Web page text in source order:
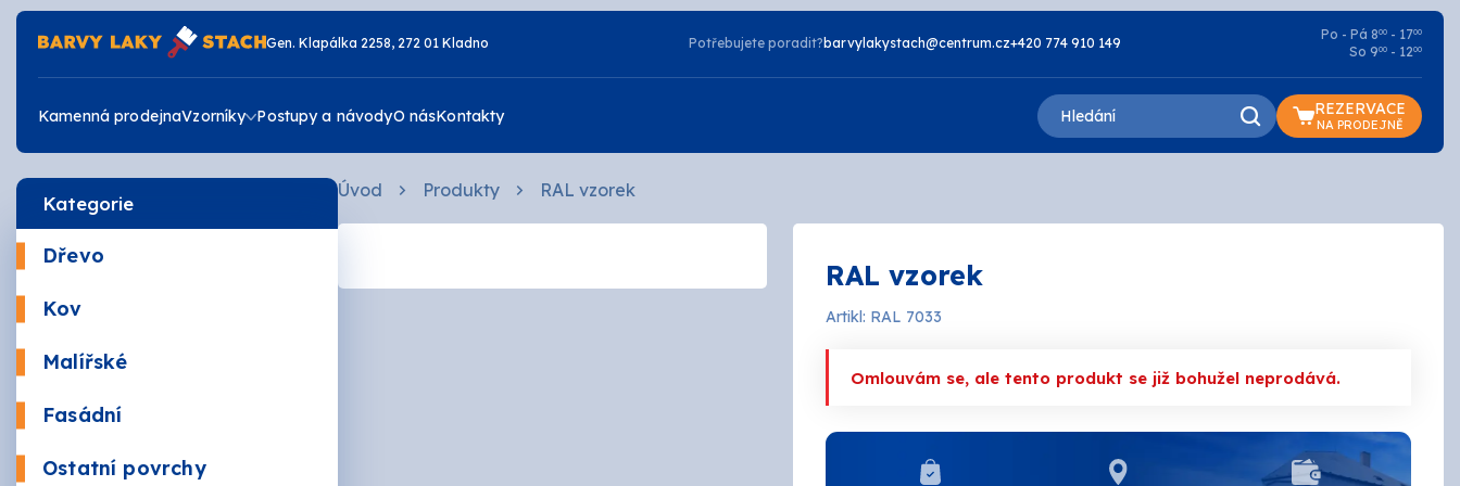
Gen. Klapálka 2258, 272 01 Kladno Potřebujete poradit? barvylakystach@centrum.cz+420 774 910 149
Po - Pá 800 - 1700
So 900 - 1200
Kamenná prodejnaVzorníky Postupy a návodyO násKontakty REZERVACE
NA PRODEJNĚ
Kategorie
Dřevo
Krycí Laky
Kov
Malířské
Fasádní
Silikonové
Ostatní povrchy
Úvod Produkty RAL vzorek
RAL vzorek
Artikl: RAL 7033
Omlouvám se, ale tento produkt se již bohužel neprodává.